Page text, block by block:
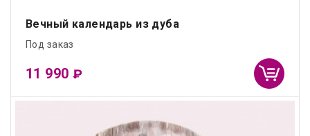
Вечный календарь из дуба
Под заказ
11 990 ₽